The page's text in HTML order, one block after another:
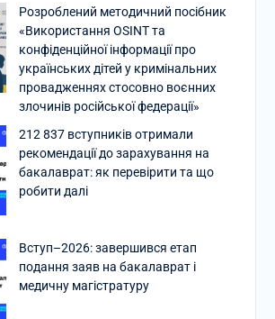
Розроблений методичний посібник
«Використання OSINT та
конфіденційної інформації про
українських дітей у кримінальних
провадженнях стосовно воєнних
злочинів російської федерації»
212 837 вступників отримали
рекомендації до зарахування на
бакалаврат: як перевірити та що
робити далі
Вступ–2026: завершився етап
подання заяв на бакалаврат і
медичну магістратуру